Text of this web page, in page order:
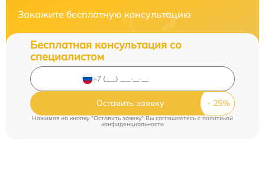
Закажите бесплатную консультацию
Бесплатная консультация со
специалистом
Оставить заявку
Нажимая на кнопку "Оставить заявку" Вы соглашаетесь cполитикой
конфиденциальности